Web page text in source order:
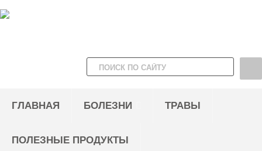
ГЛАВНАЯ БОЛЕЗНИ ТРАВЫ
ПОЛЕЗНЫЕ ПРОДУКТЫ